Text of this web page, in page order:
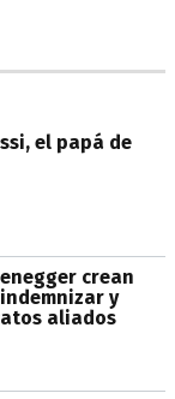
el papá de
crean
y
aliados